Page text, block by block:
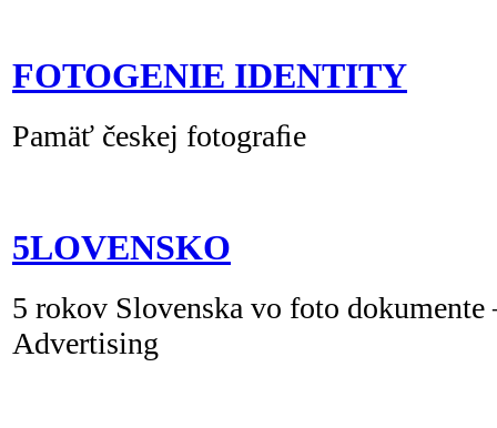
FOTOGENIE IDENTITY
Pamäť českej fotograﬁe
5LOVENSKO
5 rokov Slovenska vo foto dokumente
Advertising